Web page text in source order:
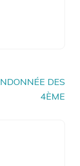
DES
4ÈME